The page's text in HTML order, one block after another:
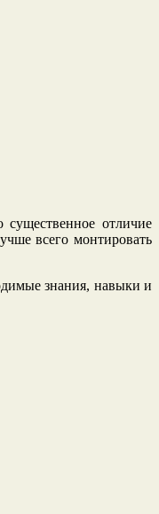
отличие
всего монтировать
знания, навыки и